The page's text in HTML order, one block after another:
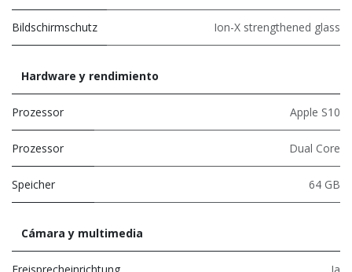
Bildschirmschutz Ion-X strengthened glass
Hardware y rendimiento
Prozessor Apple S10
Prozessor Dual Core
Speicher 64 GB
Cámara y multimedia